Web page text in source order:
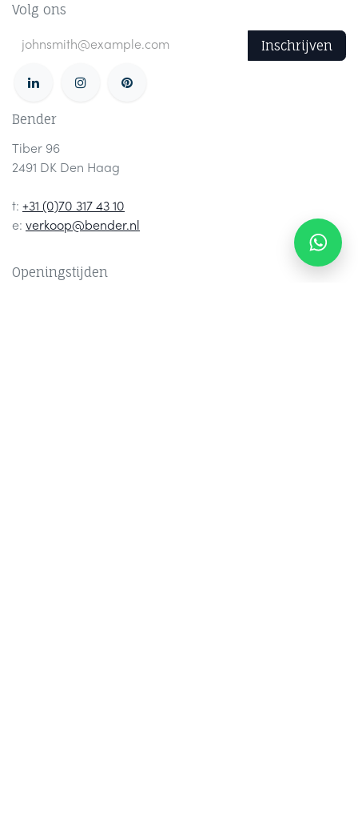
Volg ons
Inschrijven
Bender
Tiber 96
2491 DK Den Haag
t: +31 (0)70 317 43 10
e: verkoop@bender.nl
Openingstijden